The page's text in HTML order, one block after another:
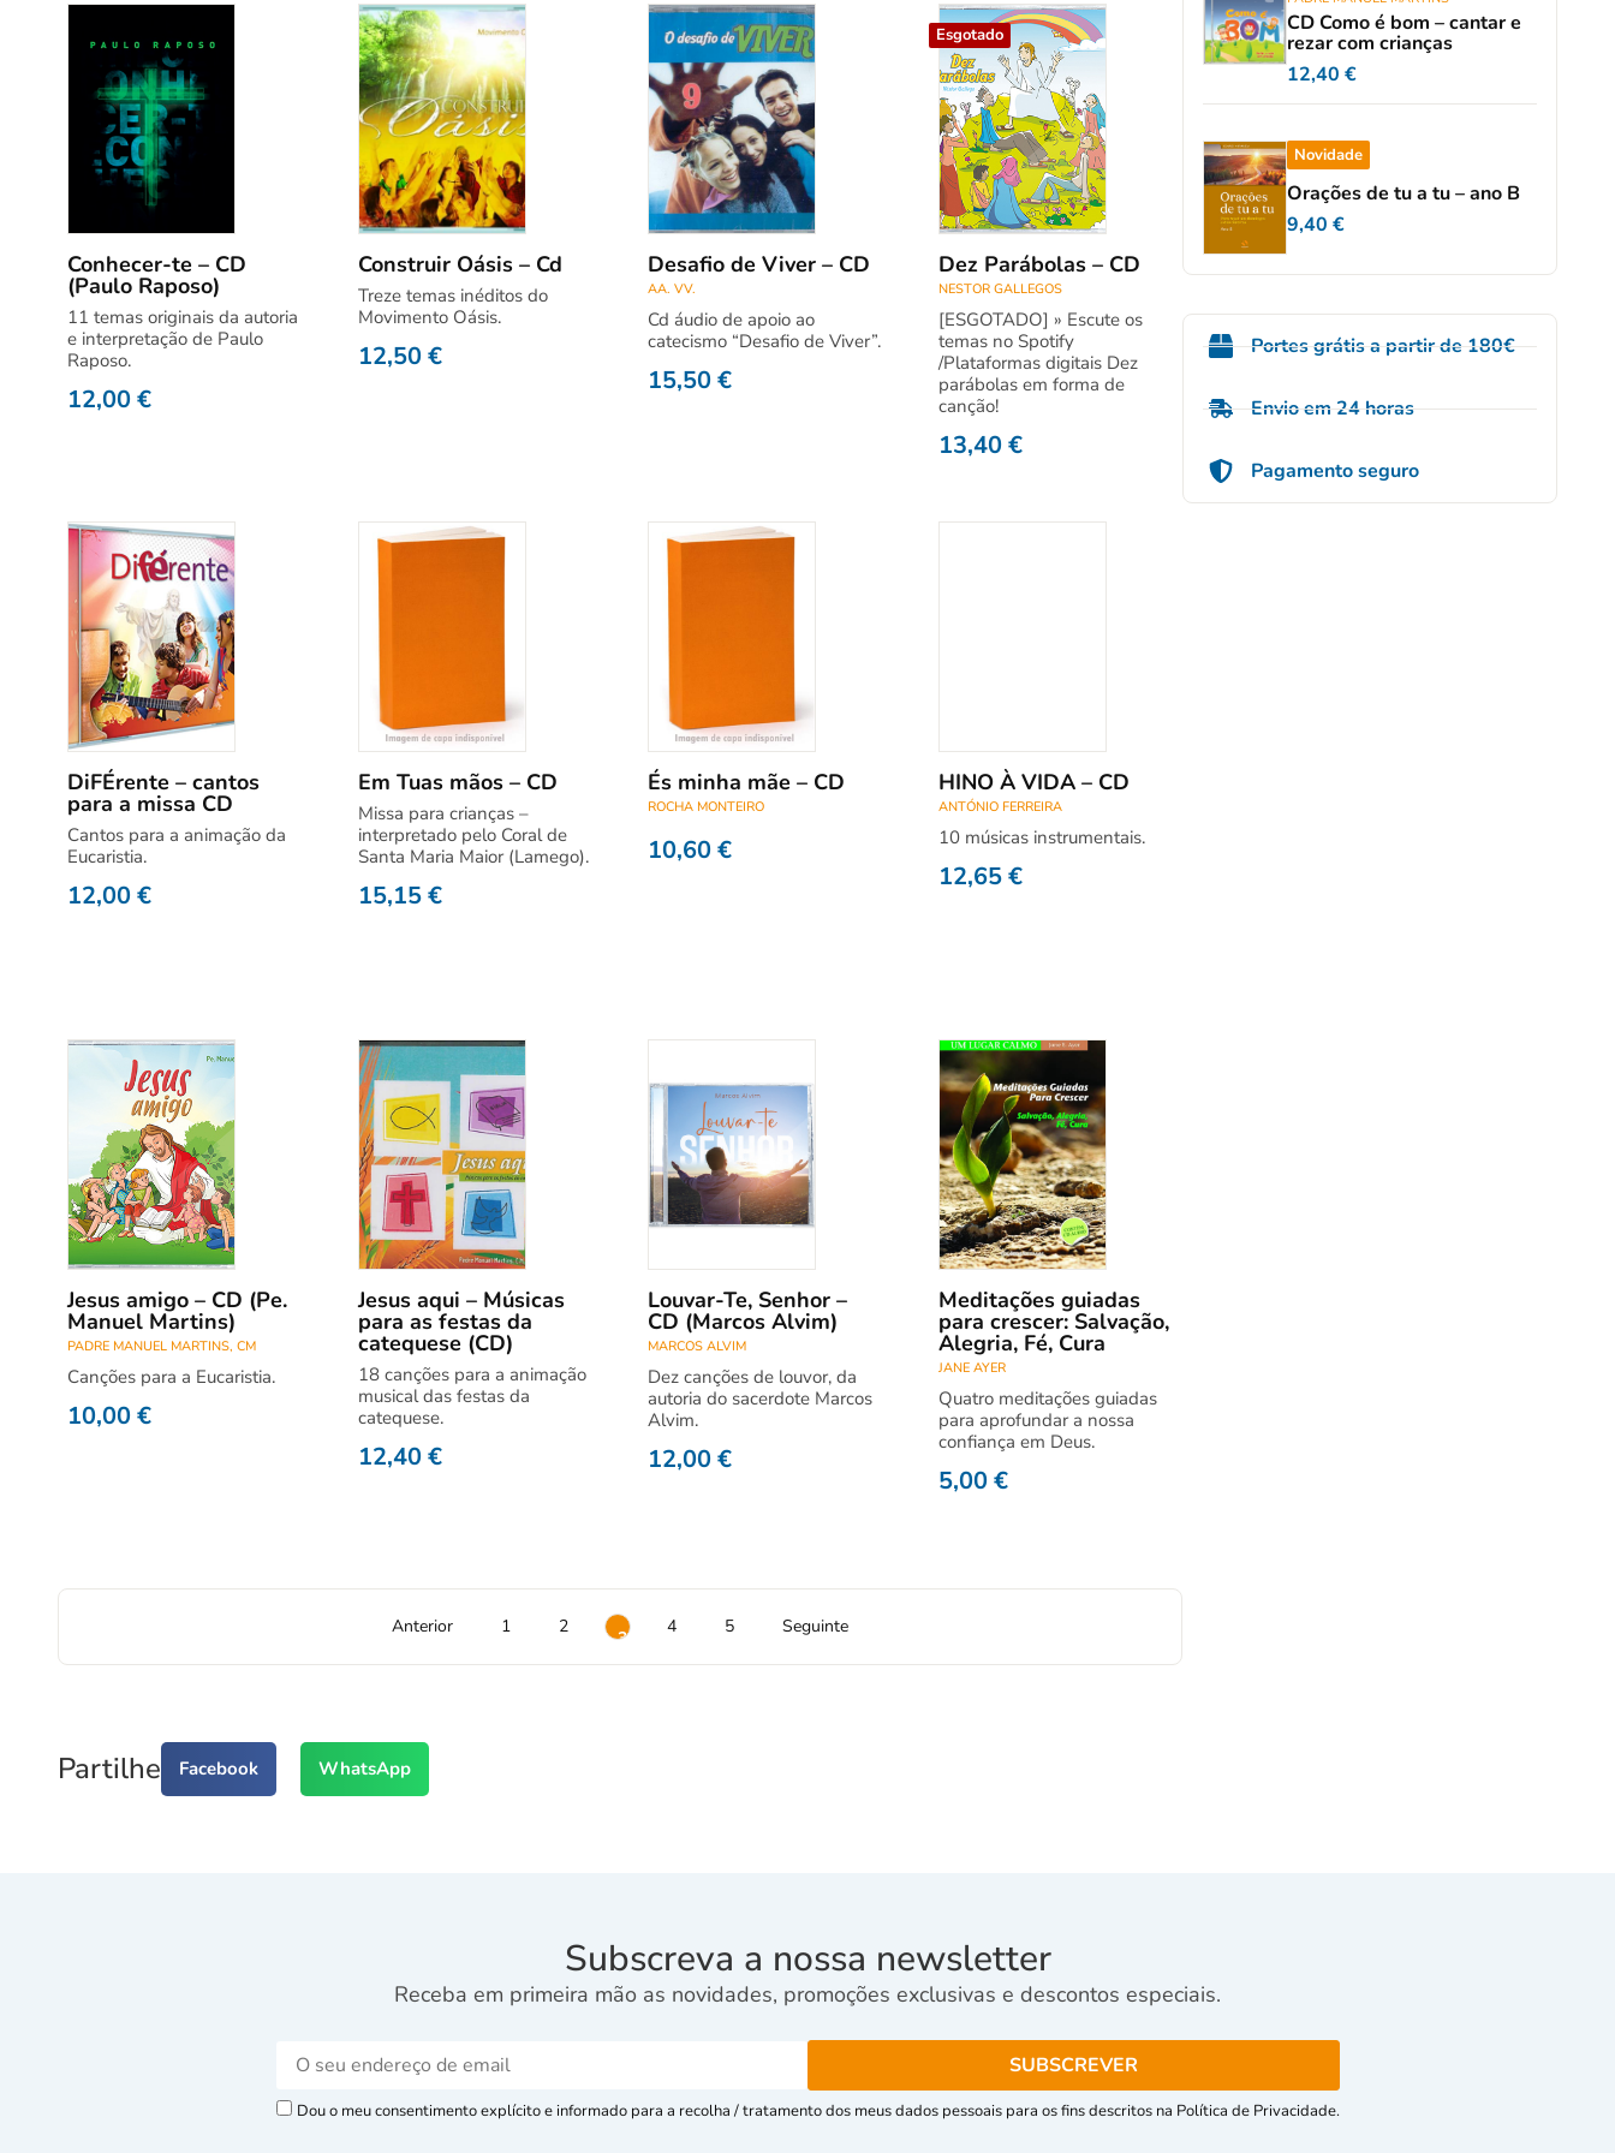
Conhecer-te – CD
(Paulo Raposo)
11 temas originais da autoria
e interpretação de Paulo
Raposo.
12,00€
Construir Oásis – Cd
Treze temas inéditos do
Movimento Oásis.
12,50€
Desafio de Viver – CD
AA. VV.
Cd áudio de apoio ao
catecismo “Desafio de Viver”.
15,50€
Esgotado
Dez Parábolas – CD
NESTOR GALLEGOS
[ESGOTADO] » Escute os
temas no Spotify
/Plataformas digitais Dez
parábolas em forma de
canção!
13,40€
DiFÉrente – cantos
para a missa CD
Cantos para a animação da
Eucaristia.
12,00€
Em Tuas mãos – CD
Missa para crianças –
interpretado pelo Coral de
Santa Maria Maior (Lamego).
15,15€
És minha mãe – CD
ROCHA MONTEIRO
10,60€
HINO À VIDA – CD
ANTÓNIO FERREIRA
10 músicas instrumentais.
12,65€
Jesus amigo – CD (Pe.
Manuel Martins)
PADRE MANUEL MARTINS, CM
Canções para a Eucaristia.
10,00€
Jesus aqui – Músicas
para as festas da
catequese (CD)
18 canções para a animação
musical das festas da
catequese.
12,40€
Louvar-Te, Senhor –
CD (Marcos Alvim)
MARCOS ALVIM
Dez canções de louvor, da
autoria do sacerdote Marcos
Alvim.
12,00€
Meditações guiadas
para crescer: Salvação,
Alegria, Fé, Cura
JANE AYER
Quatro meditações guiadas
para aprofundar a nossa
confiança em Deus.
5,00€
Anterior 1 2
3
4 5 Seguinte
CD Como é bom – cantar e
rezar com crianças
12,40 €
Novidade
Orações de tu a tu – ano B
9,40 €
Portes grátis a partir de 180€
Envio em 24 horas
Pagamento seguro
Partilhe Facebook WhatsApp
Subscreva a nossa newsletter
Receba em primeira mão as novidades, promoções exclusivas e descontos especiais.
Dou o meu consentimento explícito e informado para a recolha / tratamento dos meus dados pessoais para os fins descritos na Política de Privacidade.